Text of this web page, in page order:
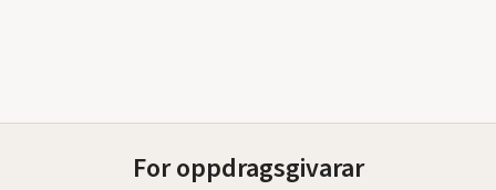
For oppdragsgivarar